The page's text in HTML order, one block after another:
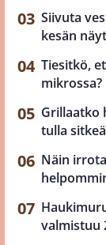
Siivuta
kesän
Tiesitkö,
mikrossa?
Grillaatko
tulla
Näin
valmistuu